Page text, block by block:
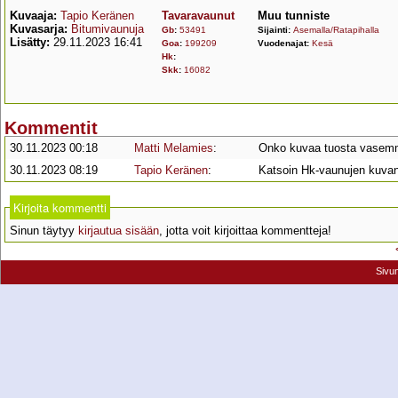
Kuvaaja: Tapio Keränen
Kuvasarja: Bitumivaunuja
Lisätty: 29.11.2023 16:41
Tavaravaunut
Gb: 53491
Goa: 199209
Hk:
Skk: 16082
Muu tunniste
Sijainti: Asemalla/Ratapihalla
Vuodenajat: Kesä
Kommentit
30.11.2023 00:18 Matti Melamies:
Onko kuvaa tuosta
30.11.2023 08:19
Tapio Keränen: Katsoin Hk-vaunujen
Kirjoita kommentti
Sinun täytyy kirjautua sisään , jotta voit kirjoittaa kommentteja!